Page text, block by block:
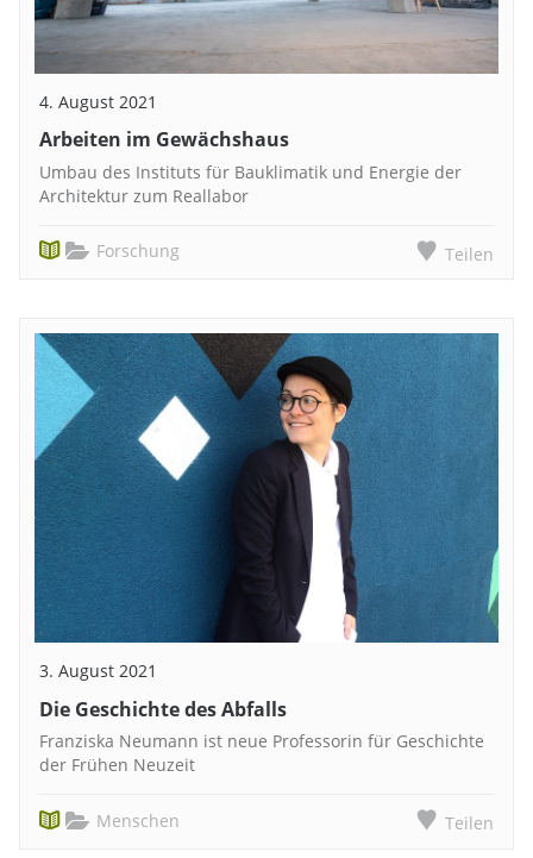
4. August 2021
Arbeiten im Gewächshaus
Umbau des Instituts für Bauklimatik und Energie der
Architektur zum Reallabor
Forschung Teilen
3. August 2021
Die Geschichte des Abfalls
Franziska Neumann ist neue Professorin für Geschichte
der Frühen Neuzeit
Menschen Teilen